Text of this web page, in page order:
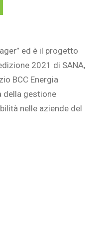
ed è il progetto
2021 di SANA,
BCC Energia
della gestione
nelle aziende del